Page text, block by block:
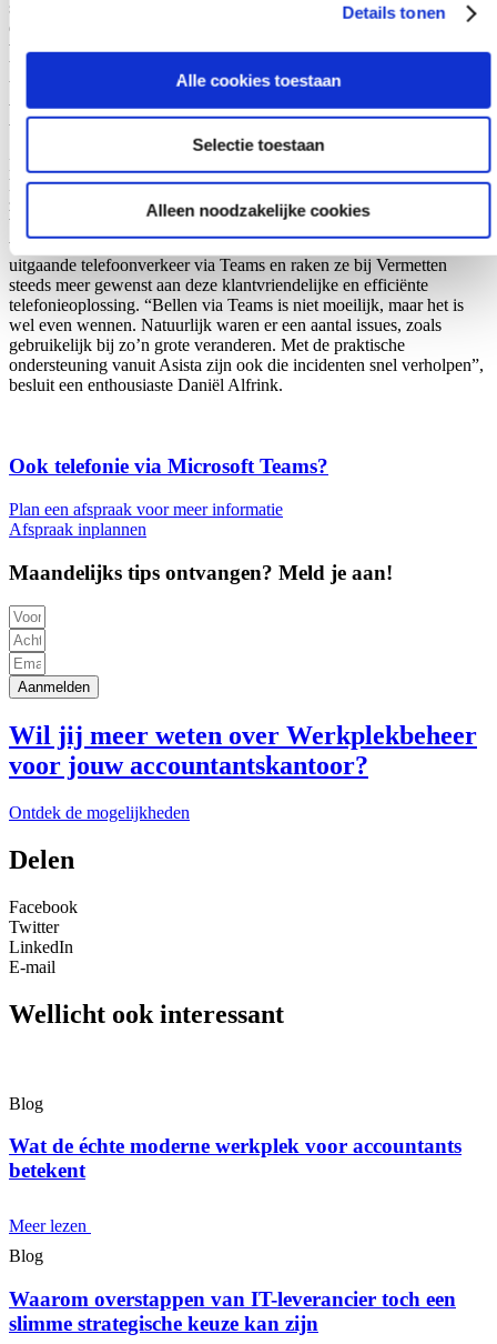
Details tonen
Alle cookies toestaan
Selectie toestaan
Alleen noodzakelijke cookies
stellen en met collega’s goede afspraken te maken over het
doorschakelen.” Medewerkers worden gestimuleerd om de app
vooral ook uit te proberen. Hierdoor ontdekte het kantoor
bijvoorbeeld dat het 0800-nummer van de Belastingdienst niet
bereikbaar was. “Dat was niet zo handig, maar je kunt niet alles
voorkomen”, illustreert Daniël. Gelukkig kon deze kinderziekte snel
verholpen worden.
Daarnaast leefden er ook wel vragen over het bellen via Teams en
hoe het precies werkt. “Het was niet voor iedereen logisch om
zakelijk te bellen via een ander nummer. Maar of je nu via
WhatsApp belt, via de Vialer app of de Teams App, qua gebruik
verschilt het niet zoveel.” Inmiddels loopt al het inkomende en
uitgaande telefoonverkeer via Teams en raken ze bij Vermetten
steeds meer gewenst aan deze klantvriendelijke en efficiënte
telefonieoplossing. “Bellen via Teams is niet moeilijk, maar het is
wel even wennen. Natuurlijk waren er een aantal issues, zoals
gebruikelijk bij zo’n grote veranderen. Met de praktische
ondersteuning vanuit Asista zijn ook die incidenten snel verholpen”,
besluit een enthousiaste Daniël Alfrink.
Ook telefonie via Microsoft Teams?
Plan een afspraak voor meer informatie
Afspraak inplannen
Maandelijks tips ontvangen? Meld je aan!
Aanmelden
Wil jij meer weten over Werkplekbeheer
voor jouw accountantskantoor?
Ontdek de mogelijkheden
Delen
Facebook
Twitter
LinkedIn
E-mail
Wellicht ook interessant
Blog
Wat de échte moderne werkplek voor accountants
betekent
Meer lezen
Blog
Waarom overstappen van IT-leverancier toch een
slimme strategische keuze kan zijn